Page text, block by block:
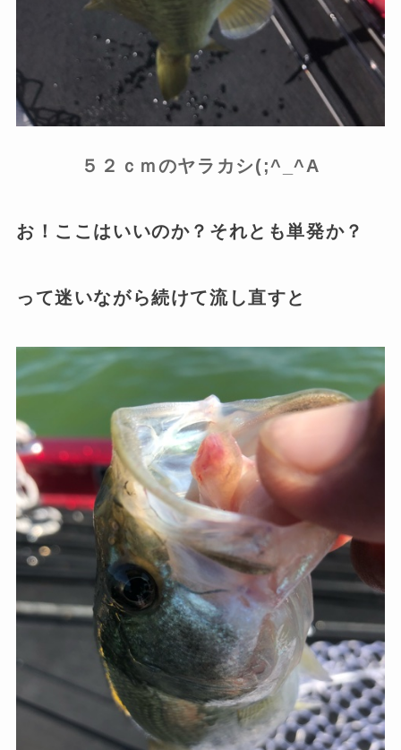
５２ｃｍのヤラカシ(;^_^A
お！ここはいいのか？それとも単発か？
って迷いながら続けて流し直すと